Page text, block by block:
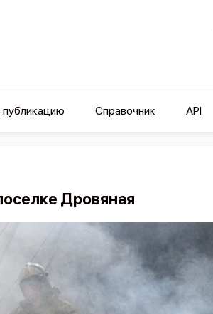
Справочник API
Дровяная